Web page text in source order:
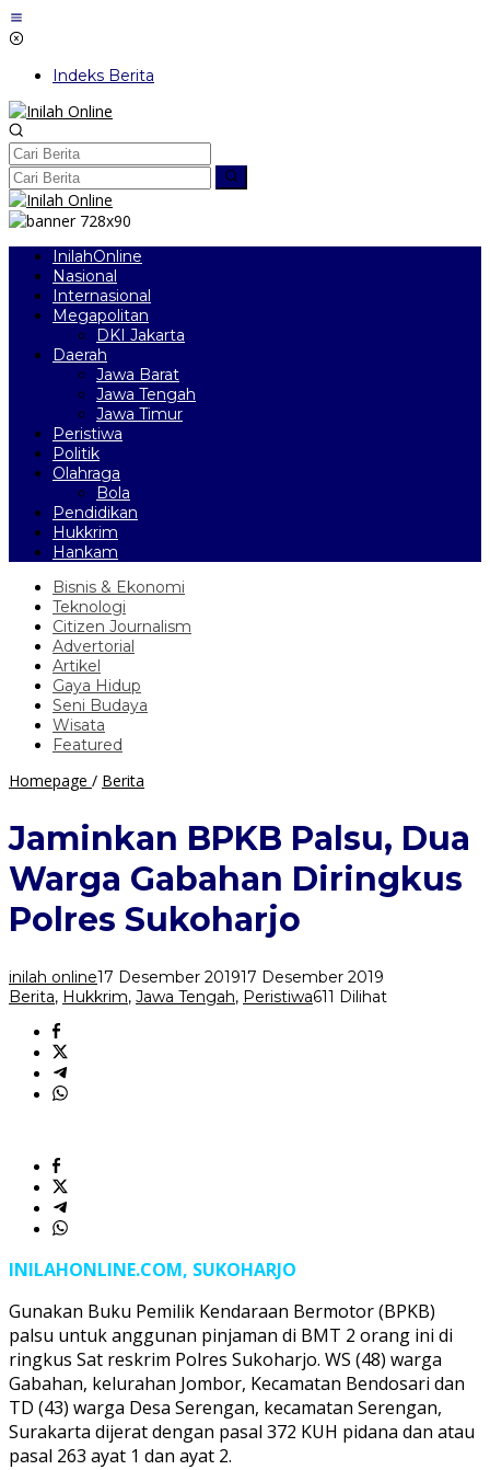
Lewati
ke
Indeks Berita
InilahOnline
Nasional
Internasional
Megapolitan
DKI Jakarta
Daerah
Jawa Barat
Jawa Tengah
Jawa Timur
Peristiwa
Politik
Olahraga
Bola
Pendidikan
Hukkrim
Hankam
Bisnis & Ekonomi
Teknologi
Citizen Journalism
Advertorial
Artikel
Gaya Hidup
Seni Budaya
Wisata
Featured
Homepage / Berita
Dua
Warga
Gabahan
Diringkus
Polres
Jaminkan BPKB Palsu, Dua
Warga Gabahan Diringkus
Polres Sukoharjo
inilah online17 Desember 201917 Desember 2019
Berita, Hukkrim, Jawa Tengah, Peristiwa611 Dilihat
INILAHONLINE.COM, SUKOHARJO
Gunakan Buku Pemilik Kendaraan Bermotor (BPKB)
palsu untuk anggunan pinjaman di BMT 2 orang ini di
ringkus Sat reskrim Polres Sukoharjo. WS (48) warga
Gabahan, kelurahan Jombor, Kecamatan Bendosari dan
TD (43) warga Desa Serengan, kecamatan Serengan,
Surakarta dijerat dengan pasal 372 KUH pidana dan atau
pasal 263 ayat 1 dan ayat 2.